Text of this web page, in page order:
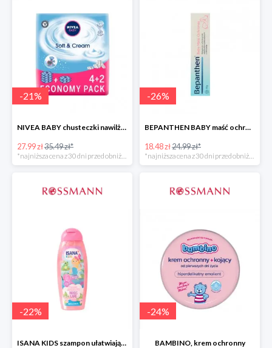
-21%
NIVEA BABY chusteczki nawilżane
27.99 zł35.49 zł*
*najniższa cena z 30 dni przed obniżką
-26%
BEPANTHEN BABY maść ochronna
18.48 zł24.99 zł*
*najniższa cena z 30 dni przed obniżką
-22%
ISANA KIDS szampon ułatwiający rozczesywanie 200 ml
-24%
BAMBINO, krem ochronny